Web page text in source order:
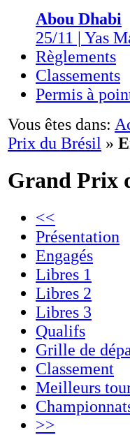
Abou Dhabi
25/11 | Yas
Règlements
Classements
Permis à
Vous êtes dans:
Prix du Brésil »
Grand Prix
<<
Présentation
Engagés
Libres 1
Libres 2
Libres 3
Qualifs
Grille de
Classement
Meilleurs
>>